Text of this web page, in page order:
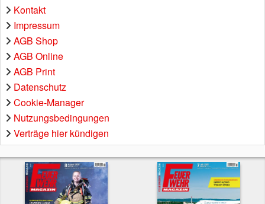
Kontakt
Impressum
AGB Shop
AGB Online
AGB Print
Datenschutz
Cookie-Manager
Nutzungsbedingungen
Verträge hier kündigen